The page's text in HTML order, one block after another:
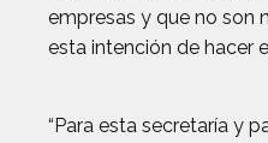
empresas y que no son
esta intención de hacer
“Para esta secretaría y